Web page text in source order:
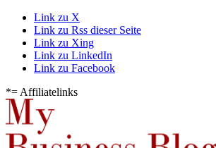
Link zu X
Link zu Rss dieser Seite
Link zu Xing
Link zu LinkedIn
Link zu Facebook
*= Affiliatelinks